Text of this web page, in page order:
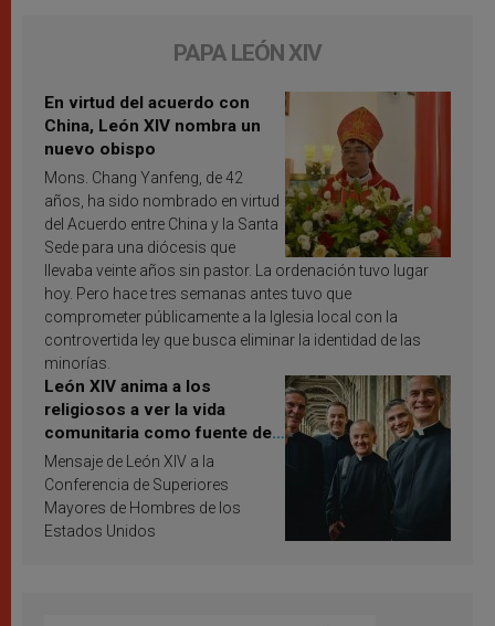
PAPA LEÓN XIV
En virtud del acuerdo con
China, León XIV nombra un
nuevo obispo
Mons. Chang Yanfeng, de 42
años, ha sido nombrado en virtud
del Acuerdo entre China y la Santa
Sede para una diócesis que
llevaba veinte años sin pastor. La ordenación tuvo lugar
hoy. Pero hace tres semanas antes tuvo que
comprometer públicamente a la Iglesia local con la
controvertida ley que busca eliminar la identidad de las
minorías.
León XIV anima a los
religiosos a ver la vida
comunitaria como fuente de
inspiración y santificación
Mensaje de León XIV a la
Conferencia de Superiores
Mayores de Hombres de los
Estados Unidos